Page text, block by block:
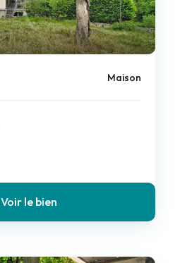
Maison
Voir le bien